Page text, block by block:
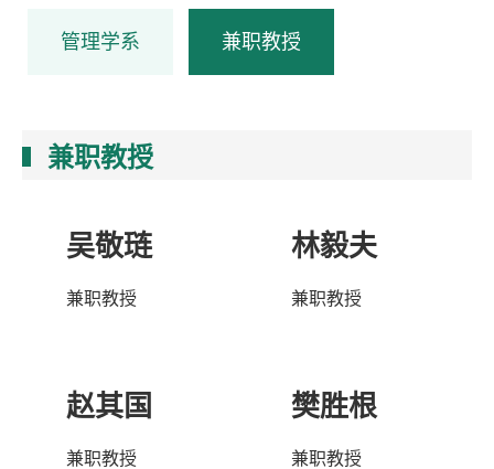
管理学系 兼职教授
兼职教授
吴敬琏
兼职教授
林毅夫
兼职教授
赵其国
兼职教授
樊胜根
兼职教授